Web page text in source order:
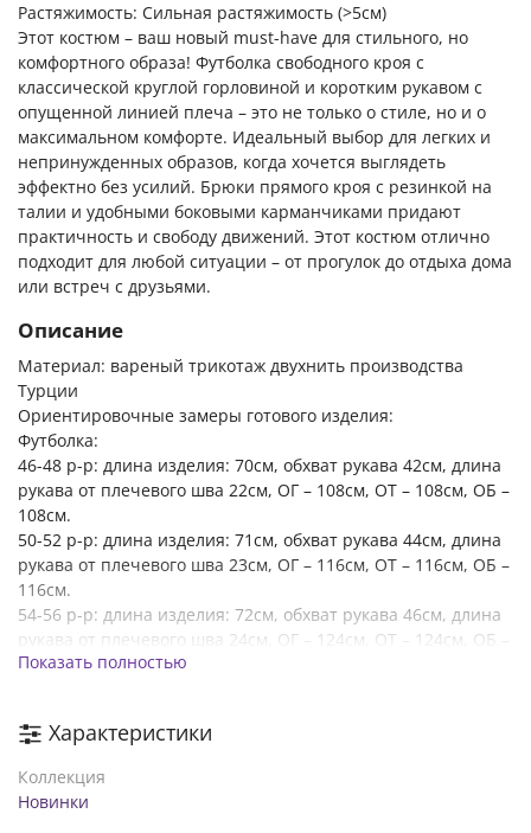
Растяжимость: Сильная растяжимость (>5см)
Этот костюм – ваш новый must-have для стильного, но
комфортного образа! Футболка свободного кроя с
классической круглой горловиной и коротким рукавом с
опущенной линией плеча – это не только о стиле, но и о
максимальном комфорте. Идеальный выбор для легких и
непринужденных образов, когда хочется выглядеть
эффектно без усилий. Брюки прямого кроя с резинкой на
талии и удобными боковыми карманчиками придают
практичность и свободу движений. Этот костюм отлично
подходит для любой ситуации – от прогулок до отдыха дома
или встреч с друзьями.
Описание
Материал: вареный трикотаж двухнить производства
Турции
Ориентировочные замеры готового изделия:
Футболка:
46-48 р-р: длина изделия: 70см, обхват рукава 42см, длина
рукава от плечевого шва 22см, ОГ – 108см, ОТ – 108см, OБ –
108см.
50-52 р-р: длина изделия: 71см, обхват рукава 44см, длина
рукава от плечевого шва 23см, ОГ – 116см, ОТ – 116см, OБ –
116см.
54-56 р-р: длина изделия: 72см, обхват рукава 46см, длина
рукава от плечевого шва 24см, ОГ – 124см, ОТ – 124см, OБ –
124см.
132см.
рукава от плечевого шва 26см, ОГ – 140см, ОТ – 140см, OБ –
140см.
Показать полностью
Характеристики
Коллекция
Новинки